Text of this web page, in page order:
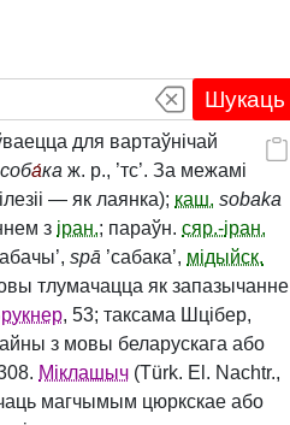
Шукаць
для вартаўнічай
соба́ка ж. р., ’тс’. За межамі
— як лаянка); каш. sobaka
з іран.; параўн. сяр.-іран.
spā ’сабака’, мідыйск.
тлумачацца як запазычанне
, 53; таксама Шцібер,
з мовы беларускага або
Міклашыч (Türk. El. Nachtr.,
магчымым цюркскае або